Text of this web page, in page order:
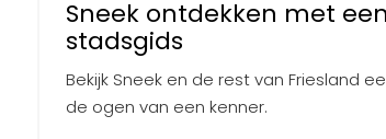
Sneek ontdekken met een
stadsgids
Bekijk Sneek en de rest van Friesland
de ogen van een kenner.